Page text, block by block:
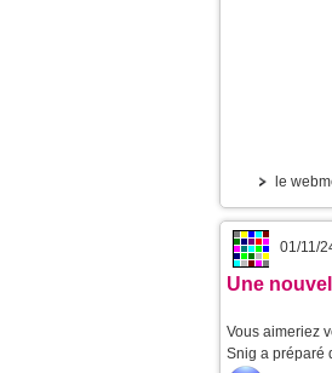
le
01/11/
Une
Vous aimeriez
Snig a préparé